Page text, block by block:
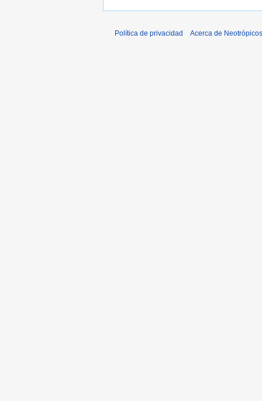
Política de privacidad Acerca de Neotrópicos